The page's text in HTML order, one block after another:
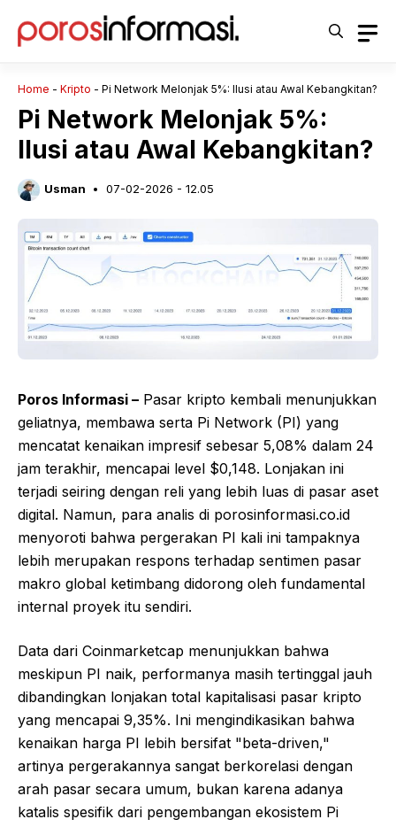
Home - Kripto - Pi Network Melonjak 5%: Ilusi atau Awal Kebangkitan?
Pi Network Melonjak 5%:
Ilusi atau Awal Kebangkitan?
Usman 07-02-2026 - 12.05
Poros Informasi – Pasar kripto kembali menunjukkan
geliatnya, membawa serta Pi Network (PI) yang
mencatat kenaikan impresif sebesar 5,08% dalam 24
jam terakhir, mencapai level $0,148. Lonjakan ini
terjadi seiring dengan reli yang lebih luas di pasar aset
digital. Namun, para analis di porosinformasi.co.id
menyoroti bahwa pergerakan PI kali ini tampaknya
lebih merupakan respons terhadap sentimen pasar
makro global ketimbang didorong oleh fundamental
internal proyek itu sendiri.
Data dari Coinmarketcap menunjukkan bahwa
meskipun PI naik, performanya masih tertinggal jauh
dibandingkan lonjakan total kapitalisasi pasar kripto
yang mencapai 9,35%. Ini mengindikasikan bahwa
kenaikan harga PI lebih bersifat "beta-driven,"
artinya pergerakannya sangat berkorelasi dengan
arah pasar secara umum, bukan karena adanya
katalis spesifik dari pengembangan ekosistem Pi